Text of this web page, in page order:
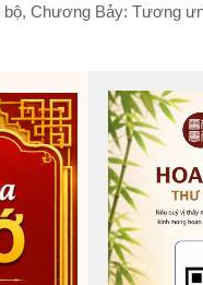
Chương Bảy: Tương